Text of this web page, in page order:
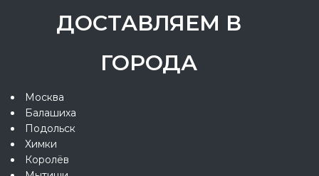
ДОСТАВЛЯЕМ В
ГОРОДА
Москва
Балашиха
Подольск
Химки
Королёв